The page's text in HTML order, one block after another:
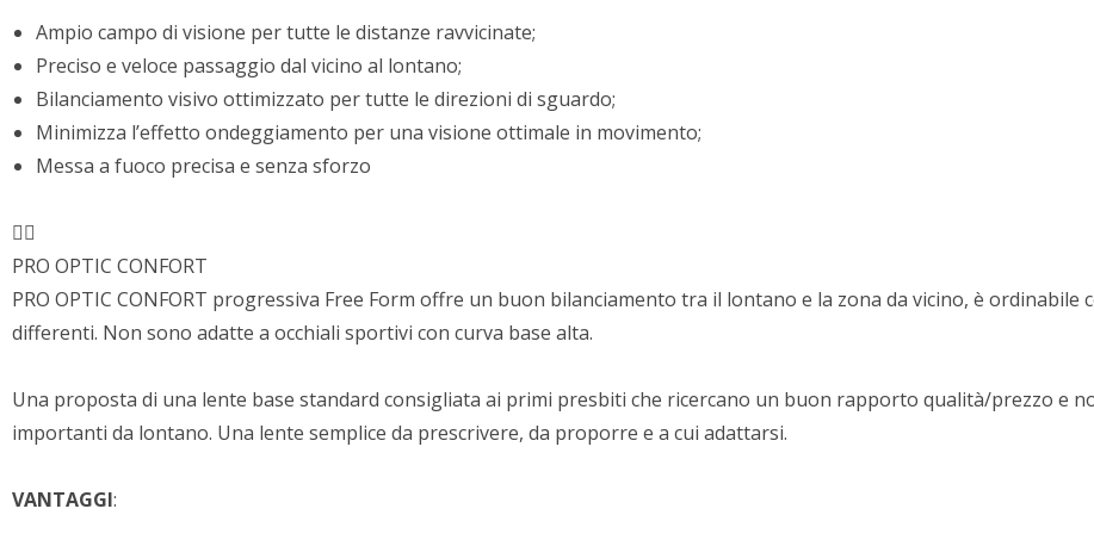
Ampio campo di visione per tutte le distanze ravvicinate;
Preciso e veloce passaggio dal vicino al lontano;
Bilanciamento visivo ottimizzato per tutte le direzioni di sguardo;
Minimizza l’effetto ondeggiamento per una visione ottimale in movimento;
Messa a fuoco precisa e senza sforzo
PRO OPTIC CONFORT
PRO OPTIC CONFORT progressiva Free Form offre un buon bilanciamento tra il lontano e la zona da vicino, è ordinabile
differenti. Non sono adatte a occhiali sportivi con curva base alta.
Una proposta di una lente base standard consigliata ai primi presbiti che ricercano un buon rapporto qualità/prezzo e
importanti da lontano. Una lente semplice da prescrivere, da proporre e a cui adattarsi.
VANTAGGI: